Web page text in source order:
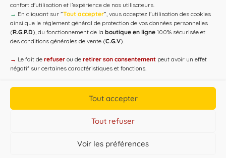
confort d'utilisation et l’expérience de nos utilisateurs.
→ En cliquant sur ”Tout accepter”, vous acceptez l’utilisation des cookies
ainsi que le règlement général de protection de vos données personnelles
(R.G.P.D), du fonctionnement de la boutique en ligne 100% sécurisée et
des conditions générales de vente (C.G.V).
→ Le fait de refuser ou de retirer son consentement peut avoir un effet
négatif sur certaines caractéristiques et fonctions.
Tout accepter
Tout refuser
Voir les préférences
Useful Links